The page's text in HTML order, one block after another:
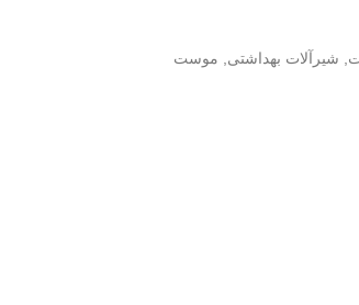
شیرآلات بهداشتی
موست